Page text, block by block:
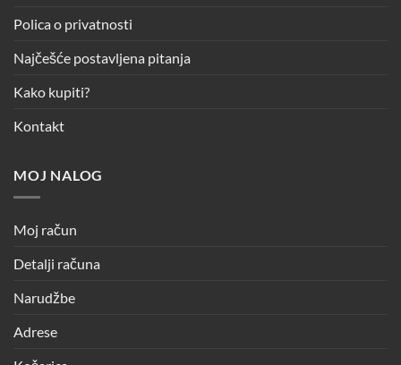
Polica o privatnosti
Najčešće postavljena pitanja
Kako kupiti?
Kontakt
MOJ NALOG
Moj račun
Detalji računa
Narudžbe
Adrese